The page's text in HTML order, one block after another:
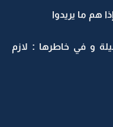
هم ما يريدوا
و في خاطرها : لازم